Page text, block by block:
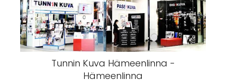
Tunnin Kuva Hämeenlinna -
Hämeenlinna